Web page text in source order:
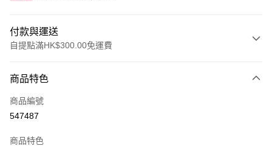
付款與運送
自提點滿HK$300.00免運費
信用卡
Apple Pay
商品特色
商品編號
547487
商品特色